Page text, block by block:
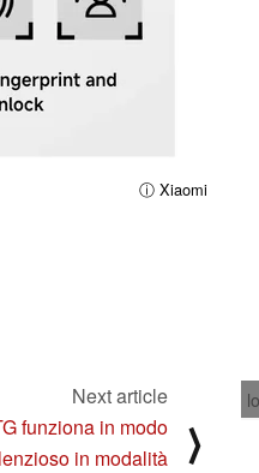
ⓘ Xiaomi
Next article
funziona in modo
in modalità
⟩